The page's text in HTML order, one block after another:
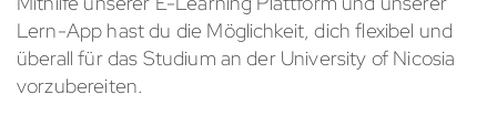
Lern-App hast du die Möglichkeit, dich flexibel und
überall für das Studium an der University of Nicosia
vorzubereiten.